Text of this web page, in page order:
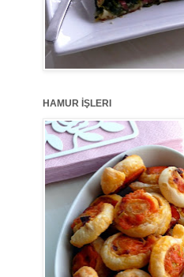
HAMUR İŞLERI